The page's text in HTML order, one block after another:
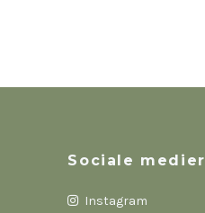
Sociale medier
Instagram